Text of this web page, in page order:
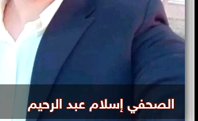
الصحفي إسلام عبد الرحيم